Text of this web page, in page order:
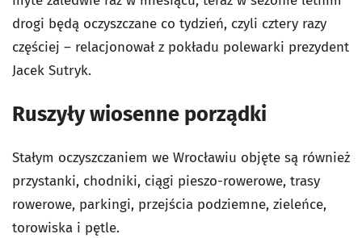
drogi będą oczyszczane co tydzień, czyli cztery razy
częściej – relacjonował z pokładu polewarki prezydent
Jacek Sutryk.
Ruszyły wiosenne porządki
Stałym oczyszczaniem we Wrocławiu objęte są również
przystanki, chodniki, ciągi pieszo-rowerowe, trasy
rowerowe, parkingi, przejścia podziemne, zieleńce,
torowiska i pętle.